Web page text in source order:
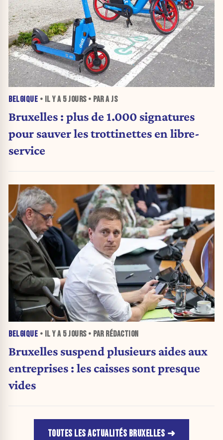
BELGIQUE • IL Y A 5 JOURS• PAR A JS
Bruxelles : plus de 1.000 signatures
pour sauver les trottinettes en libre-
service
BELGIQUE • IL Y A 5 JOURS• PAR RÉDACTION
Bruxelles suspend plusieurs aides aux
entreprises : les caisses sont presque
vides
TOUTES LES ACTUALITÉS BRUXELLES